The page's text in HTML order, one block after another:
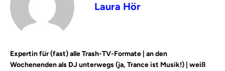
Laura Hör
Expertin für (fast) alle Trash-TV-Formate | an den
Wochenenden als DJ unterwegs (ja, Trance ist Musik!) | weiß